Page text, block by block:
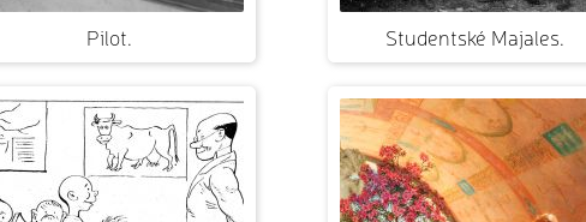
Pilot. Studentské Majales.